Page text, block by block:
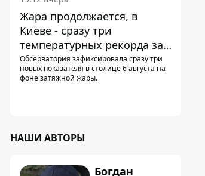
Жара продолжается, в
Киеве - сразу три
температурных рекорда за
день
Обсерватория зафиксировала сразу три
новых показателя в столице 6 августа на
фоне затяжной жары.
НАШИ АВТОРЫ
Богдан